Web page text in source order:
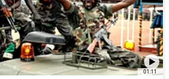
01:11